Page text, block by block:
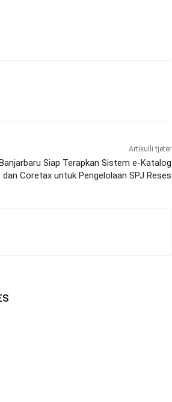
Artikulli tjetër
Siap Terapkan Sistem e-Katalog
dan Coretax untuk Pengelolaan SPJ Reses